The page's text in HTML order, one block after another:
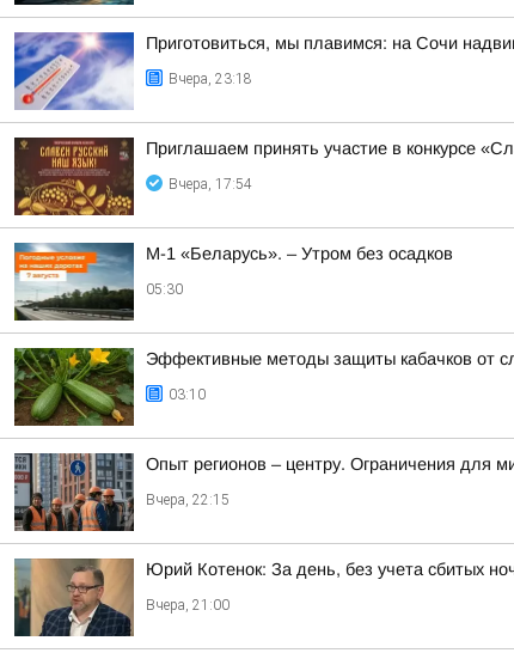
Приготовиться, мы плавимся: на Сочи
Вчера, 23:18
Приглашаем принять участие в конкурсе
Вчера, 17:54
М-1 «Беларусь». – Утром без осадков
05:30
Эффективные методы защиты кабачков от
03:10
Опыт регионов – центру. Ограничения для
Вчера, 22:15
Юрий Котенок: За день, без учета сбитых
Вчера, 21:00